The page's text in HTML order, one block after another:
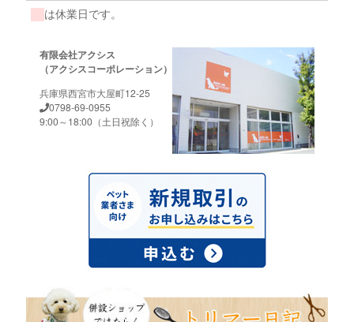
は休業日です。
有限会社アクシス
（アクシスコーポレーション）
兵庫県西宮市大屋町12-25
0798-69-0955
9:00～18:00（土日祝除く）